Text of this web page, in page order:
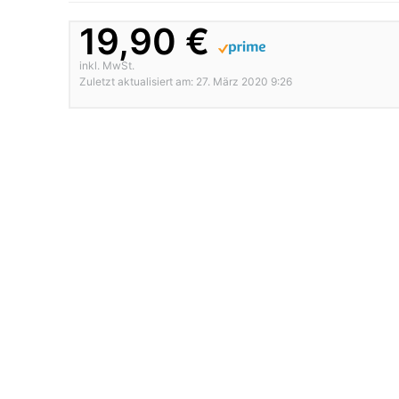
19,90 €
inkl. MwSt.
Zuletzt aktualisiert am: 27. März 2020 9:26